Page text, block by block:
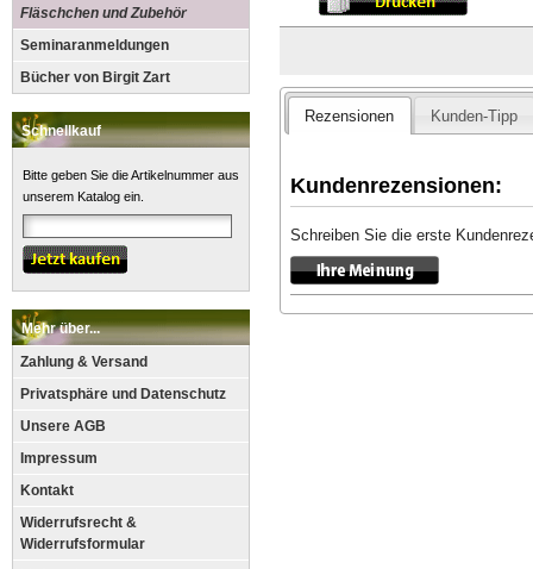
Fläschchen und Zubehör
Seminaranmeldungen
Bücher von Birgit Zart
Schnellkauf
Bitte geben Sie die Artikelnummer aus
unserem Katalog ein.
Mehr über...
Zahlung & Versand
Privatsphäre und Datenschutz
Unsere AGB
Impressum
Kontakt
Widerrufsrecht &
Widerrufsformular
Rezensionen Kunden-Tipp
Kundenrezensionen:
Schreiben Sie die erste